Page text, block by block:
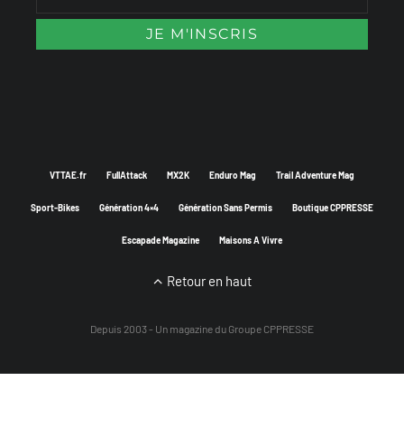
VTTAE.fr FullAttack MX2K Enduro Mag Trail Adventure Mag
Sport-Bikes Génération 4×4 Génération Sans Permis Boutique CPPRESSE
Escapade Magazine Maisons A Vivre
Retour en haut
Depuis 2003 - Un magazine du Groupe CPPRESSE